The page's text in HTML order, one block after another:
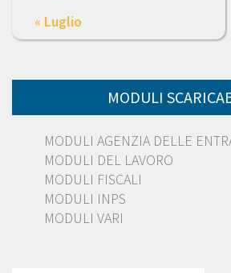
« Luglio
MODULI
MODULI AGENZIA DELLE
MODULI DEL LAVORO
MODULI FISCALI
MODULI INPS
MODULI VARI